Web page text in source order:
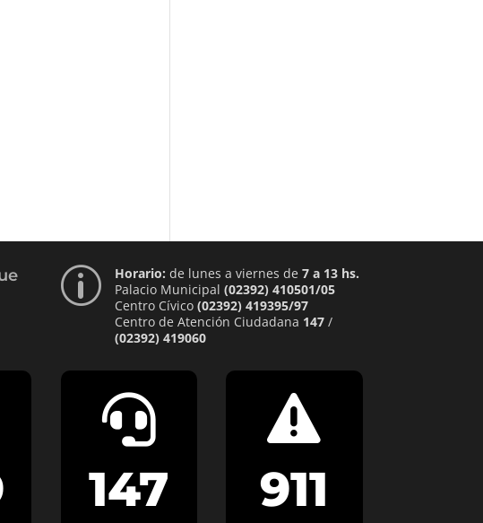
p Horario: de lunes a viernes de 7 a 13 hs.
Palacio Municipal (02392) 410501/05
Centro Cívico (02392) 419395/97
Centro de Atención Ciudadana 147/
(02392) 419060

147

911